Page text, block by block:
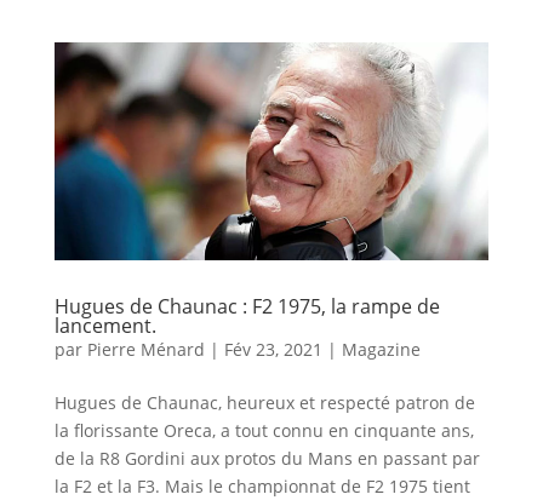
Hugues de Chaunac : F2 1975, la rampe de
lancement.
par Pierre Ménard | Fév 23, 2021 | Magazine
Hugues de Chaunac, heureux et respecté patron de
la florissante Oreca, a tout connu en cinquante ans,
de la R8 Gordini aux protos du Mans en passant par
la F2 et la F3. Mais le championnat de F2 1975 tient